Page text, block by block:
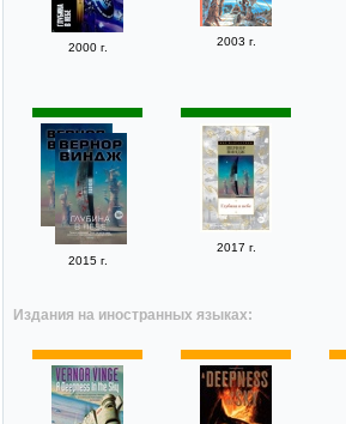
2000 г. 2003 г.
2015 г.
2017 г.
Издания на иностранных языках: